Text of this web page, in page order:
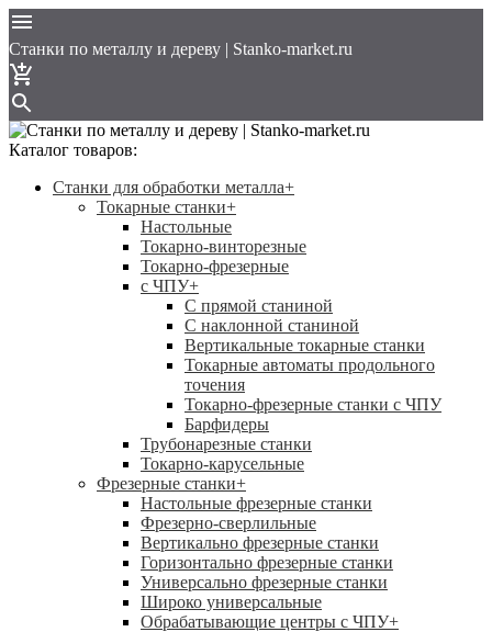
Cтанки по металлу и дереву | Stanko-market.ru
Каталог товаров:
Станки для обработки металла+
Токарные станки+
Настольные
Токарно-винторезные
Токарно-фрезерные
с ЧПУ+
С прямой станиной
C наклонной станиной
Вертикальные токарные станки
Токарные автоматы продольного
точения
Токарно-фрезерные станки с ЧПУ
Барфидеры
Трубонарезные станки
Токарно-карусельные
Фрезерные станки+
Настольные фрезерные станки
Фрезерно-сверлильные
Вертикально фрезерные станки
Горизонтально фрезерные станки
Универсально фрезерные станки
Широко универсальные
Обрабатывающие центры с ЧПУ+